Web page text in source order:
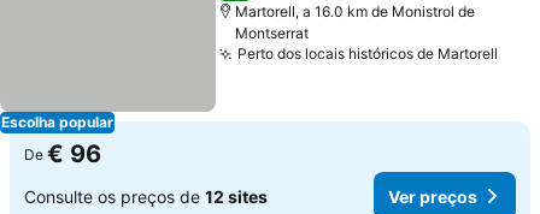
Escolha popular
Martorell, a 16.0 km de Monistrol de
Montserrat
Perto dos locais históricos de Martorell
De € 96
Consulte os preços de 12 sites Ver preços